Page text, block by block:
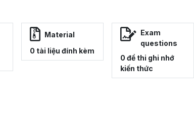
Material
0 tài liệu đính kèm
Exam
questions
0 đề thi ghi nhớ
kiến thức